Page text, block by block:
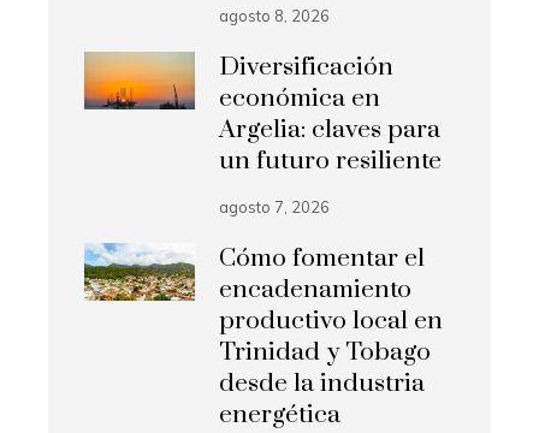
agosto 8, 2026
Diversificación
económica en
Argelia: claves para
un futuro resiliente
agosto 7, 2026
Cómo fomentar el
encadenamiento
productivo local en
Trinidad y Tobago
desde la industria
energética